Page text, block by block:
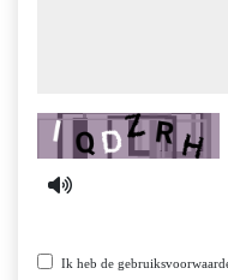
Captcha
Ik heb de